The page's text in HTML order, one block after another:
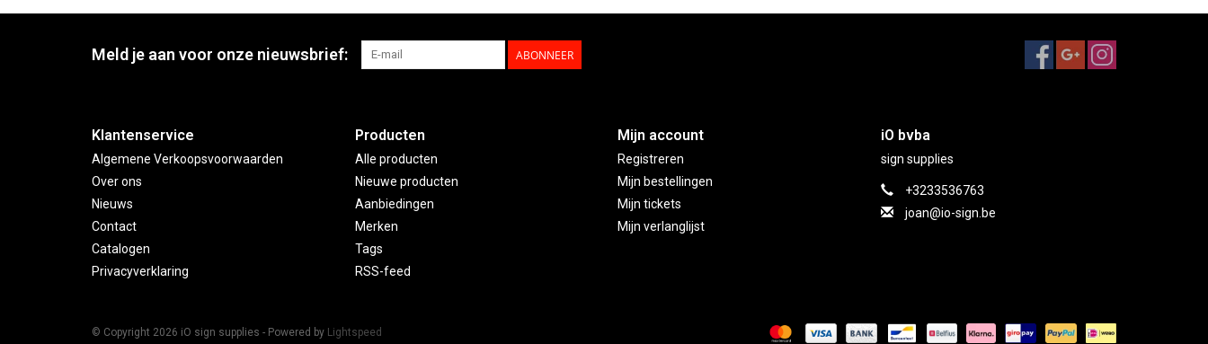
Meld je aan voor onze nieuwsbrief: ABONNEER
Klantenservice
Algemene Verkoopsvoorwaarden
Over ons
Nieuws
Contact
Catalogen
Privacyverklaring
Producten
Alle producten
Nieuwe producten
Aanbiedingen
Merken
Tags
RSS-feed
Mijn account
Registreren
Mijn bestellingen
Mijn tickets
Mijn verlanglijst
iO bvba
sign supplies
+3233536763
joan@io-sign.be
© Copyright 2026 iO sign supplies - Powered by Lightspeed